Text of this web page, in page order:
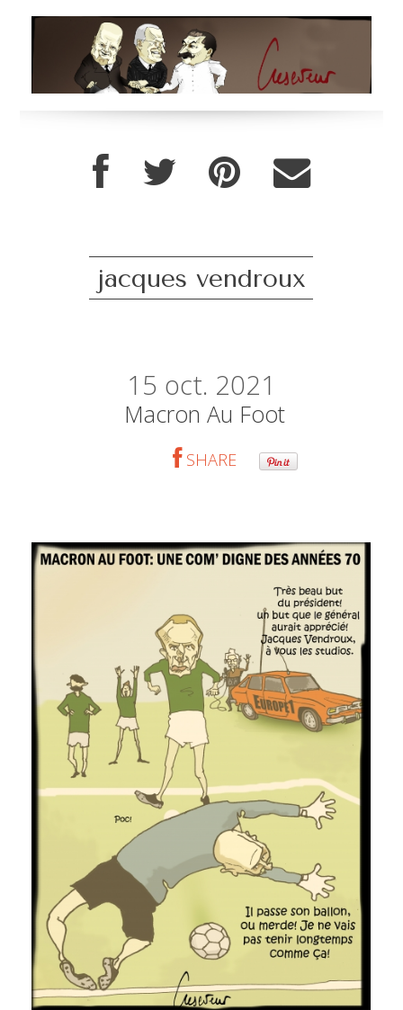
jacques vendroux
15 oct. 2021
Macron Au Foot
SHARE